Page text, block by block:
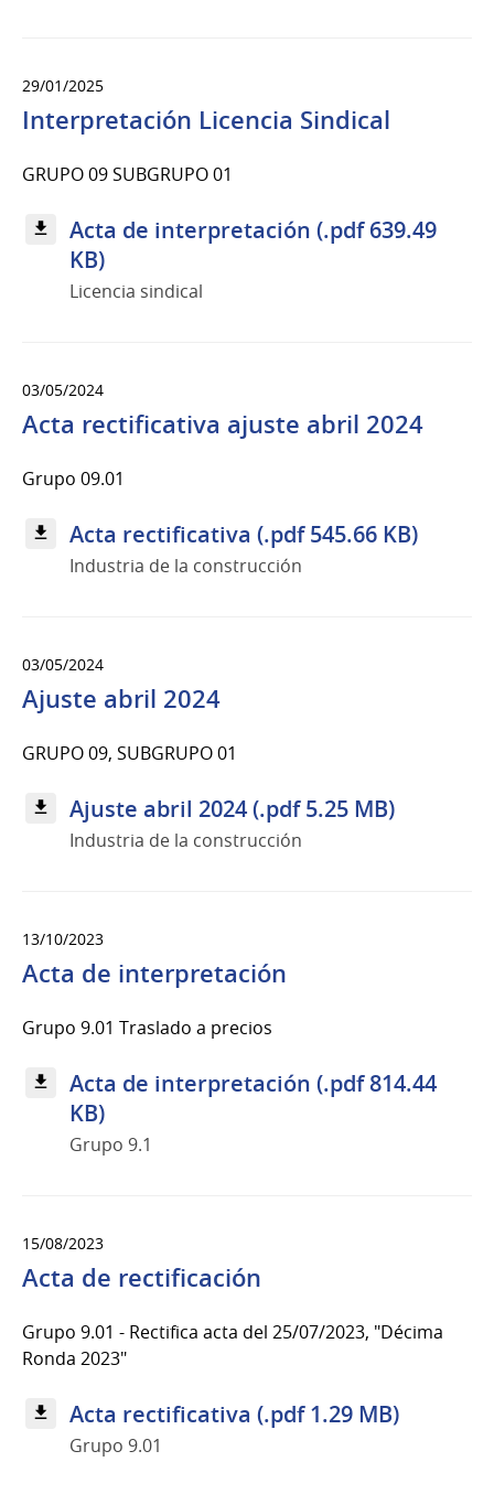
29/01/2025
Interpretación Licencia Sindical
GRUPO 09 SUBGRUPO 01
Acta de interpretación (.pdf 639.49
KB)
Licencia sindical
03/05/2024
Acta rectificativa ajuste abril 2024
Grupo 09.01
Acta rectificativa (.pdf 545.66 KB)
Industria de la construcción
03/05/2024
Ajuste abril 2024
GRUPO 09, SUBGRUPO 01
Ajuste abril 2024 (.pdf 5.25 MB)
Industria de la construcción
13/10/2023
Acta de interpretación
Grupo 9.01 Traslado a precios
Acta de interpretación (.pdf 814.44
KB)
Grupo 9.1
15/08/2023
Acta de rectificación
Grupo 9.01 - Rectifica acta del 25/07/2023, "Décima
Ronda 2023"
Acta rectificativa (.pdf 1.29 MB)
Grupo 9.01